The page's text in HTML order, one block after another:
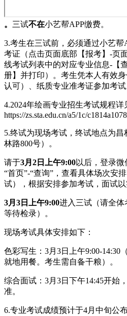
。 三试不在小艺帮APP缴费。
3.考生在三试前，必须通过小艺
考证（点击页面底部【报考】-页
线考试列表中的对应专业信息-【
册】并打印）。考生凭本人有效
认可）、纸质专业准考证参加考试
4.2024年绘画专业招生考试规程详
https://zs.sta.edu.cn/a5/1c/
5.终试为现场考试，终试地点为
林路800号）。
请于3月2日上午9:00以后，登录微
“首页”-“查询”，查看具体场次安
试），根据安排参加考试，面试以
3月3日上午9:00进入三试（请全体
等待检录）。
现场考试具体安排如下：
色彩写生：3月3日上午9:00-14:30
就地用餐。考生需自备干粮）。
综合面试：3月3日下午14:45开始
准。
6.专业考试成绩预计于4月中旬公